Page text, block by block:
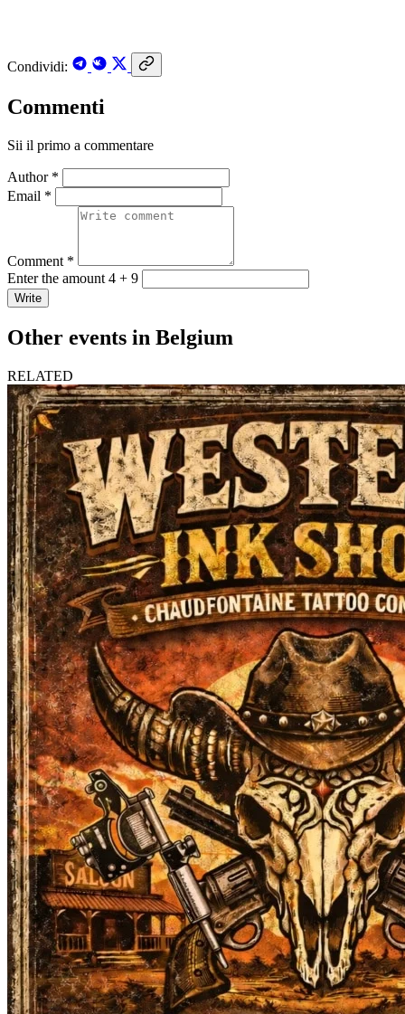
Condividi:
Commenti
Sii il primo a commentare
Author *
Email *
Comment *
Enter the amount 4 + 9
Write
Other events in Belgium
RELATED